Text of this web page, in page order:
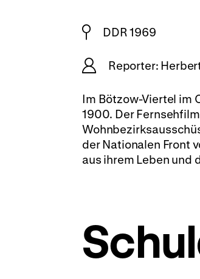
DDR 1969
Reporter:
Im Bötzow-Viertel im
1900. Der Fernsehfilm
der Nationalen Front
aus ihrem Leben und